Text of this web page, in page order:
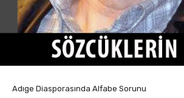
Adıge Diasporasında Alfabe Sorunu